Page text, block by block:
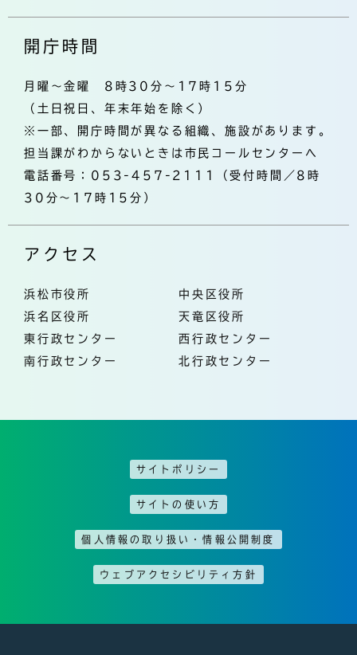
開庁時間
月曜～金曜 8時30分～17時15分
（土日祝日、年末年始を除く）
※一部、開庁時間が異なる組織、施設があります。
担当課がわからないときは市民コールセンターへ
電話番号：053-457-2111（受付時間／8時
30分～17時15分）
アクセス
浜松市役所
中央区役所
浜名区役所
天竜区役所
東行政センター
西行政センター
南行政センター
北行政センター
サイトポリシー
サイトの使い方
個人情報の取り扱い・情報公開制度
ウェブアクセシビリティ方針